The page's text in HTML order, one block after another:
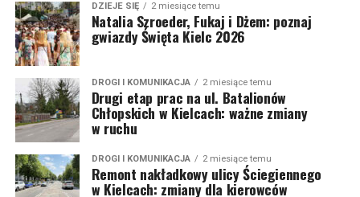
DZIEJE SIĘ 2 miesiące temu
Natalia Szroeder, Fukaj i Dżem: poznaj
gwiazdy Święta Kielc 2026
DROGI I KOMUNIKACJA 2 miesiące temu
Drugi etap prac na ul. Batalionów
Chłopskich w Kielcach: ważne zmiany
w ruchu
DROGI I KOMUNIKACJA 2 miesiące temu
Remont nakładkowy ulicy Ściegiennego
w Kielcach: zmiany dla kierowców